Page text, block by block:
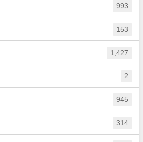
993
153
1,427
2
945
314